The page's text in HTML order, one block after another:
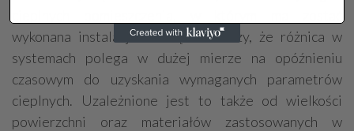
wykonana instalacja. Pamiętać należy, że różnica w
systemach polega w dużej mierze na opóźnieniu
czasowym do uzyskania wymaganych parametrów
cieplnych. Uzależnione jest to także od wielkości
powierzchni oraz materiałów zastosowanych w